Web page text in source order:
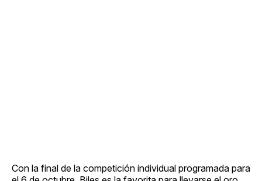
Con la final de la competición individual programada para